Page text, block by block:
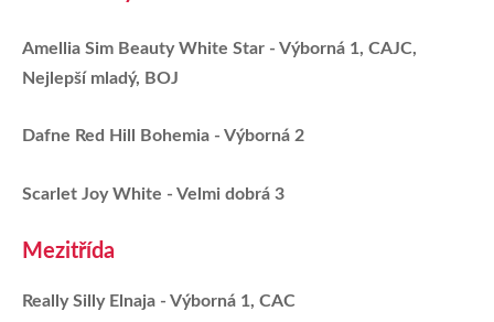
Amellia Sim Beauty White Star - Výborná 1, CAJC,
Nejlepší mladý, BOJ
Dafne Red Hill Bohemia - Výborná 2
Scarlet Joy White - Velmi dobrá 3
Mezitřída
Really Silly Elnaja - Výborná 1, CAC